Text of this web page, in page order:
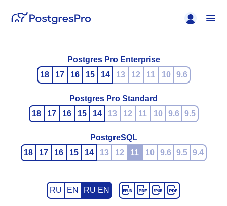
Postgres Pro Enterprise
18
17 16 15 14 13 12 11 10 9.6
Postgres Pro Standard
18
17 16 15 14 13 12 11 10 9.6 9.5
PostgreSQL
18
17 16 15 14 13 12 11 10 9.6 9.5 9.4
RU EN RU EN